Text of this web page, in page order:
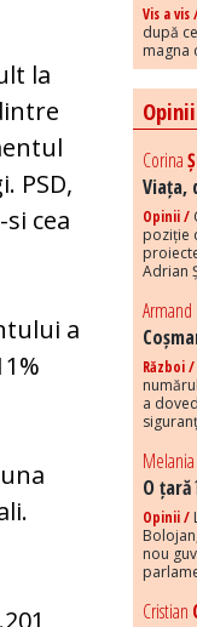
la
PSD,
cea
a
Vis a vis
după
magna
Opinii
Corina
Viața,
Opinii /
poziție
Adrian
Armand
Război /
a
Melania
O
Opinii /
nou
Cristian